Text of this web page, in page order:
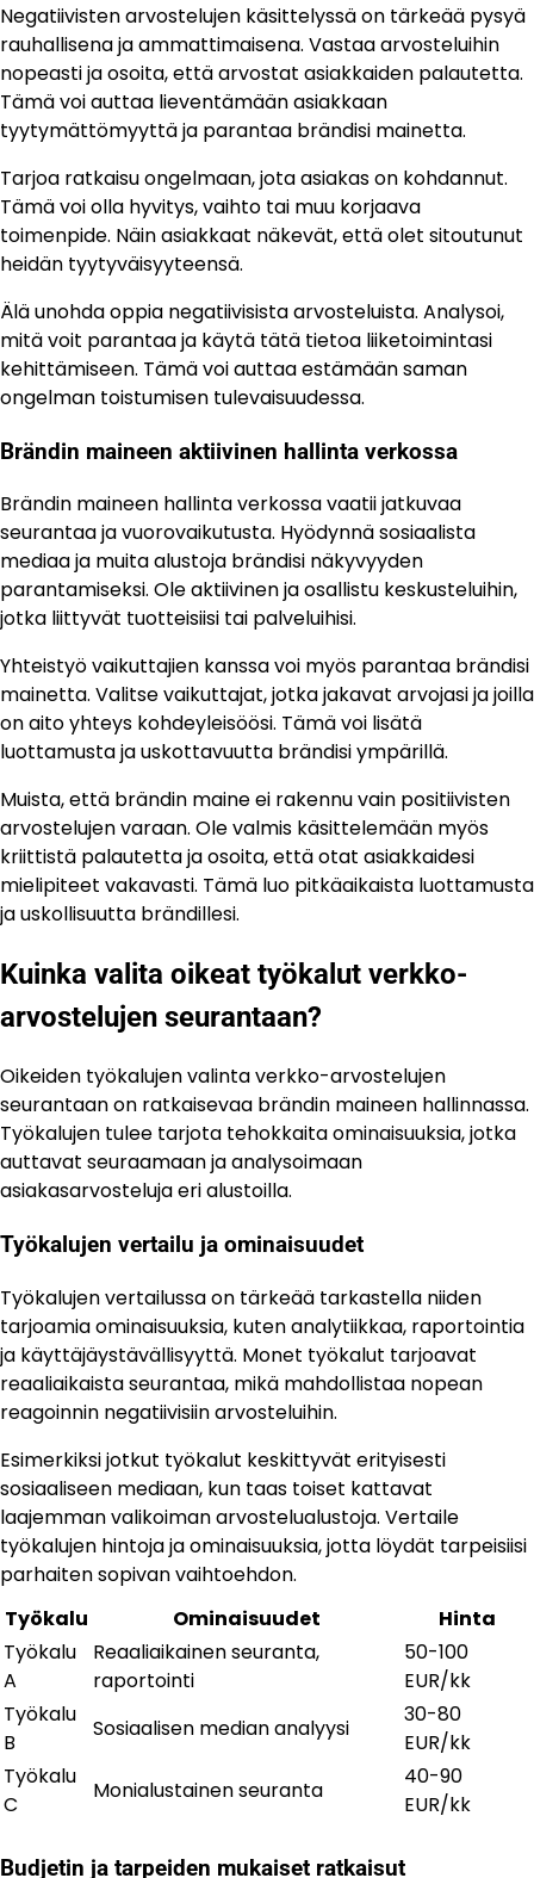
Negatiivisten arvostelujen käsittelyssä on tärkeää pysyä
rauhallisena ja ammattimaisena. Vastaa arvosteluihin
nopeasti ja osoita, että arvostat asiakkaiden palautetta.
Tämä voi auttaa lieventämään asiakkaan
tyytymättömyyttä ja parantaa brändisi mainetta.
Tarjoa ratkaisu ongelmaan, jota asiakas on kohdannut.
Tämä voi olla hyvitys, vaihto tai muu korjaava
toimenpide. Näin asiakkaat näkevät, että olet sitoutunut
heidän tyytyväisyyteensä.
Älä unohda oppia negatiivisista arvosteluista. Analysoi,
mitä voit parantaa ja käytä tätä tietoa liiketoimintasi
kehittämiseen. Tämä voi auttaa estämään saman
ongelman toistumisen tulevaisuudessa.
Brändin maineen aktiivinen hallinta verkossa
Brändin maineen hallinta verkossa vaatii jatkuvaa
seurantaa ja vuorovaikutusta. Hyödynnä sosiaalista
mediaa ja muita alustoja brändisi näkyvyyden
parantamiseksi. Ole aktiivinen ja osallistu keskusteluihin,
jotka liittyvät tuotteisiisi tai palveluihisi.
Yhteistyö vaikuttajien kanssa voi myös parantaa brändisi
mainetta. Valitse vaikuttajat, jotka jakavat arvojasi ja joilla
on aito yhteys kohdeyleisöösi. Tämä voi lisätä
luottamusta ja uskottavuutta brändisi ympärillä.
Muista, että brändin maine ei rakennu vain positiivisten
arvostelujen varaan. Ole valmis käsittelemään myös
kriittistä palautetta ja osoita, että otat asiakkaidesi
mielipiteet vakavasti. Tämä luo pitkäaikaista luottamusta
ja uskollisuutta brändillesi.
Kuinka valita oikeat työkalut verkko-
arvostelujen seurantaan?
Oikeiden työkalujen valinta verkko-arvostelujen
seurantaan on ratkaisevaa brändin maineen hallinnassa.
Työkalujen tulee tarjota tehokkaita ominaisuuksia, jotka
auttavat seuraamaan ja analysoimaan
asiakasarvosteluja eri alustoilla.
Työkalujen vertailu ja ominaisuudet
Työkalujen vertailussa on tärkeää tarkastella niiden
tarjoamia ominaisuuksia, kuten analytiikkaa, raportointia
ja käyttäjäystävällisyyttä. Monet työkalut tarjoavat
reaaliaikaista seurantaa, mikä mahdollistaa nopean
reagoinnin negatiivisiin arvosteluihin.
Esimerkiksi jotkut työkalut keskittyvät erityisesti
sosiaaliseen mediaan, kun taas toiset kattavat
laajemman valikoiman arvostelualustoja. Vertaile
työkalujen hintoja ja ominaisuuksia, jotta löydät tarpeisiisi
parhaiten sopivan vaihtoehdon.
Työkalu
Ominaisuudet
Hinta
Työkalu
A
Reaaliaikainen seuranta,
raportointi
50-100
EUR/kk
Työkalu
B
Sosiaalisen median analyysi
30-80
EUR/kk
Työkalu
C
Monialustainen seuranta
40-90
EUR/kk
Budjetin ja tarpeiden mukaiset ratkaisut